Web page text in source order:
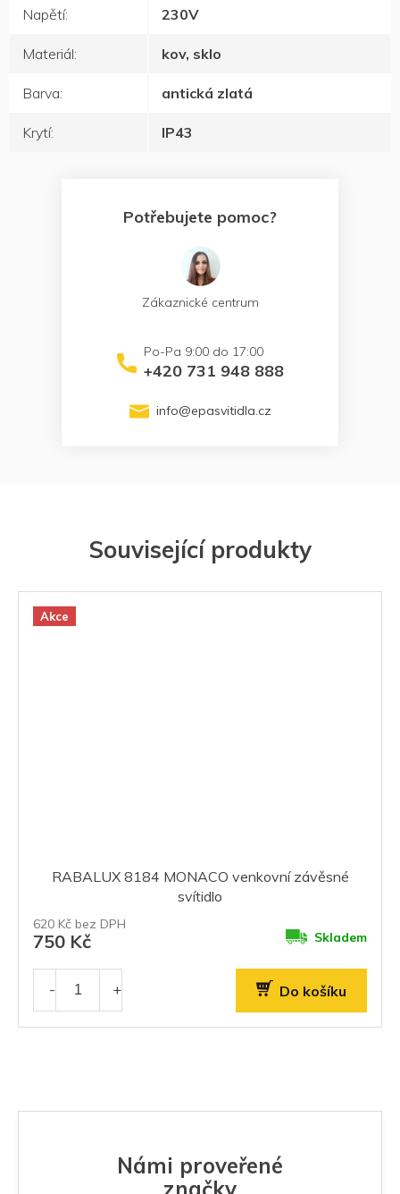
Související produkty
Akce
RABALUX 8184 MONACO venkovní závěsné
svítidlo
620 Kč bez DPH
750 Kč Skladem
Do košíku
Napětí: 230V
Materiál: kov, sklo
Barva: antická zlatá
Krytí: IP43
Potřebujete pomoc?
Zákaznické centrum
+420 731 948 888
info@epasvitidla.cz
Námi proveřené
značky